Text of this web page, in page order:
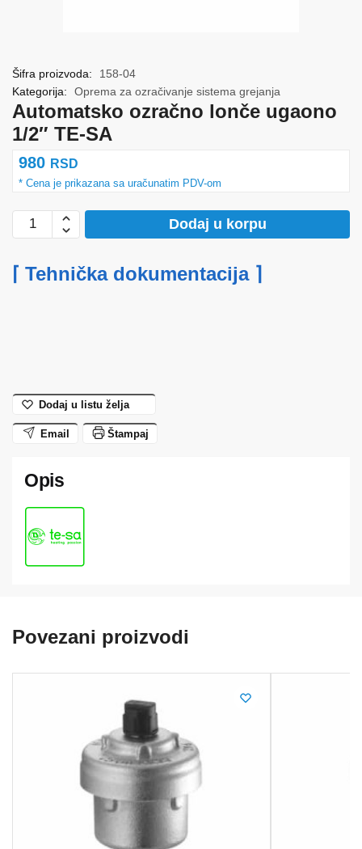
Automatsko ozračno lonče ugaono
1/2″ TE-SA
980 RSD
⌈ Tehnička dokumentacija ⌉
Automatsko
ozračno
ugaono
Dodaj u korpu
Šifra proizvoda:
158-04
Kategorija:
Oprema za ozračivanje sistema grejanja
Dodaj u listu želja
Email Štampaj
Povezani proizvodi